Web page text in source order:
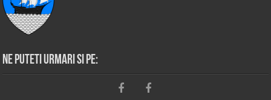
Ne puteti urmari si pe: